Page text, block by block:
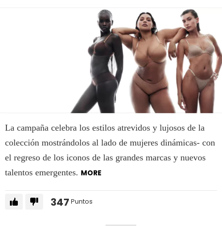
La campaña celebra los estilos atrevidos y lujosos de la
colección mostrándolos al lado de mujeres dinámicas- con
el regreso de los iconos de las grandes marcas y nuevos
talentos emergentes. MORE
347 Puntos